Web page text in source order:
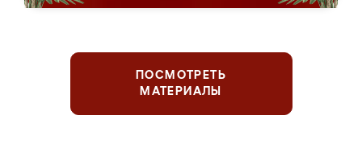
ПОСМОТРЕТЬ
МАТЕРИАЛЫ